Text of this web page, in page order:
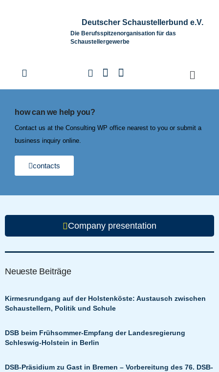
Deutscher Schaustellerbund e.V.
Die Berufsspitzenorganisation für das
Schaustellergewerbe
how can we help you?
Contact us at the Consulting WP office nearest to you or submit a
business inquiry online.
contacts
Company presentation
Neueste Beiträge
Kirmesrundgang auf der Holstenköste: Austausch zwischen
Schaustellern, Politik und Schule
DSB beim Frühsommer-Empfang der Landesregierung
Schleswig-Holstein in Berlin
DSB-Präsidium zu Gast in Bremen – Vorbereitung des 76. DSB-